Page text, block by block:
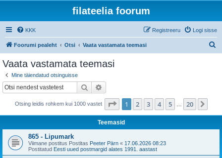
filateelia foorum
KKK Logi sisse
Registreeru
Foorumi pealeht Otsi Vaata vastamata teemasi
Vaata vastamata teemasi
Mine täiendatud otsinguisse
Otsi
Otsing leidis rohkem kui 1000 vastet 1 . leht20 -st
1 2 3 4 5 20
Teemasid
865 - Lipumark
Viimane postitus Postitas Peeter Pärn « 17.06.2026 08:23
Postitatud Eesti uued postmargid alates 1991. aastast